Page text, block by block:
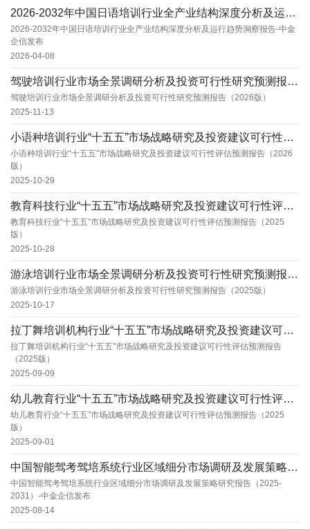
2026-2032年中国日语培训行业全产业结构深度分析及运行趋势洞察报告-中金企信发布
2026-2032年中国日语培训行业全产业结构深度分析及运行趋势洞察报告-中金
企信发布
2026-04-08
驾驶培训行业市场全景调研分析及投资可行性研究预测报告（2026版）
驾驶培训行业市场全景调研分析及投资可行性研究预测报告（2026版）
2025-11-13
小语种培训行业“十五五”市场战略研究及投资建议可行性评估预测报告（2026版）
小语种培训行业“十五五”市场战略研究及投资建议可行性评估预测报告（2026
版）
2025-10-29
教育科技行业“十五五”市场战略研究及投资建议可行性评估预测报告（2025版）
教育科技行业“十五五”市场战略研究及投资建议可行性评估预测报告（2025
版）
2025-10-28
游泳培训行业市场全景调研分析及投资可行性研究预测报告（2025版）
游泳培训行业市场全景调研分析及投资可行性研究预测报告（2025版）
2025-10-17
拉丁舞培训机构行业“十五五”市场战略研究及投资建议可行性评估预测报告（2025版）
拉丁舞培训机构行业“十五五”市场战略研究及投资建议可行性评估预测报告
（2025版）
2025-09-09
幼儿教育行业“十五五”市场战略研究及投资建议可行性评估预测报告（2025版）
幼儿教育行业“十五五”市场战略研究及投资建议可行性评估预测报告（2025
版）
2025-09-01
中国智能驾考驾培系统行业区域细分市场调研及发展策略研究报告（2025-2031）-中金企信...
中国智能驾考驾培系统行业区域细分市场调研及发展策略研究报告（2025-
2031）-中金企信发布
2025-08-14